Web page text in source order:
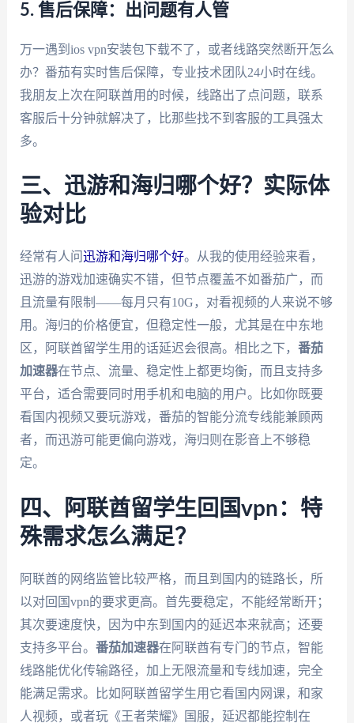
5. 售后保障：出问题有人管
万一遇到ios vpn安装包下载不了，或者线路突然断开怎么
办？番茄有实时售后保障，专业技术团队24小时在线。
我朋友上次在阿联酋用的时候，线路出了点问题，联系
客服后十分钟就解决了，比那些找不到客服的工具强太
多。
三、迅游和海归哪个好？实际体
验对比
经常有人问 迅游和海归哪个好。从我的使用经验来看，
迅游的游戏加速确实不错，但节点覆盖不如番茄广，而
且流量有限制——每月只有10G，对看视频的人来说不够
用。海归的价格便宜，但稳定性一般，尤其是在中东地
区，阿联酋留学生用的话延迟会很高。相比之下， 番茄
加速器在节点、流量、稳定性上都更均衡，而且支持多
平台，适合需要同时用手机和电脑的用户。比如你既要
看国内视频又要玩游戏，番茄的智能分流专线能兼顾两
者，而迅游可能更偏向游戏，海归则在影音上不够稳
定。
四、阿联酋留学生回国vpn：特
殊需求怎么满足？
阿联酋的网络监管比较严格，而且到国内的链路长，所
以对回国vpn的要求更高。首先要稳定，不能经常断开；
其次要速度快，因为中东到国内的延迟本来就高；还要
支持多平台。 番茄加速器在阿联酋有专门的节点，智能
线路能优化传输路径，加上无限流量和专线加速，完全
能满足需求。比如阿联酋留学生用它看国内网课，和家
人视频，或者玩《王者荣耀》国服，延迟都能控制在